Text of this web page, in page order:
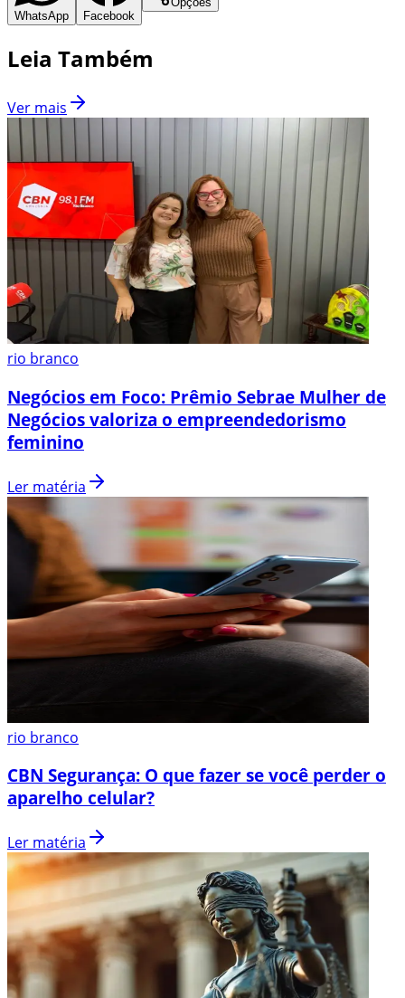
WhatsApp Facebook
Leia Também
Ver mais
rio branco
Negócios em Foco: Prêmio Sebrae Mulher de
Negócios valoriza o empreendedorismo
feminino
Ler matéria
rio branco
CBN Segurança: O que fazer se você perder o
aparelho celular?
Ler matéria